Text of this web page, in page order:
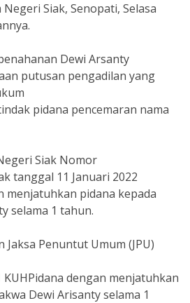
Siak, Senopati, Selasa
Dewi Arsanty
putusan pengadilan yang
pidana pencemaran nama
Siak Nomor
tanggal 11 Januari 2022
menjatuhkan pidana kepada
selama 1 tahun.
Jaksa Penuntut Umum (JPU)
KUHPidana dengan menjatuhkan
Dewi Arisanty selama 1